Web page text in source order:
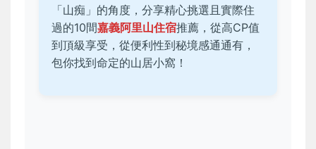
「山痴」的角度，分享精心挑選且實際住
過的10間嘉義阿里山住宿推薦，從高CP值
到頂級享受，從便利性到秘境感通通有，
包你找到命定的山居小窩！